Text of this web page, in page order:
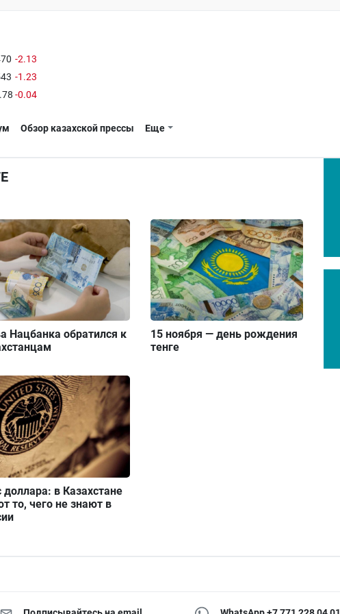
-2.13
-1.23
-0.04
Обзор казахской прессы Еще
Нацбанка обратился к
15 ноября — день рождения
тенге
доллара: в Казахстане
то, чего не знают в